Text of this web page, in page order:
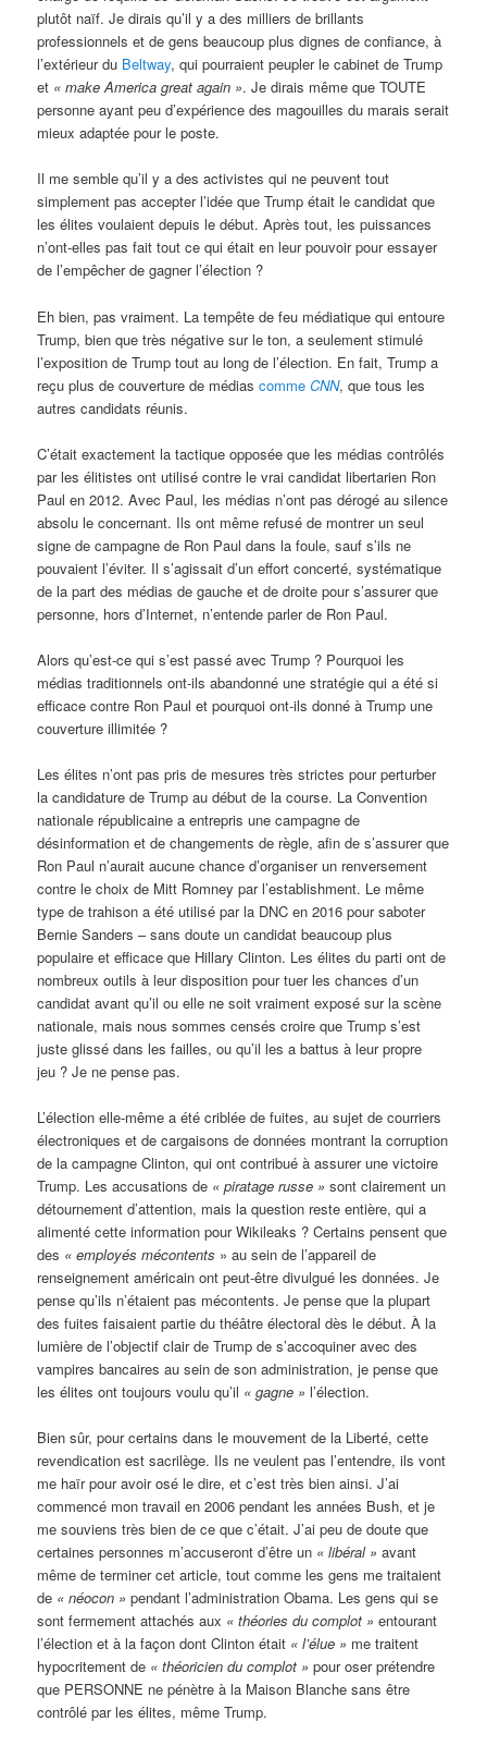
plutôt naïf. Je dirais qu’il y a des milliers de brillants
professionnels et de gens beaucoup plus dignes de confiance, à
l’extérieur du Beltway, qui pourraient peupler le cabinet de Trump
et « make America great again ». Je dirais même que TOUTE
personne ayant peu d’expérience des magouilles du marais serait
mieux adaptée pour le poste.
Il me semble qu’il y a des activistes qui ne peuvent tout
simplement pas accepter l’idée que Trump était le candidat que
les élites voulaient depuis le début. Après tout, les puissances
n’ont-elles pas fait tout ce qui était en leur pouvoir pour essayer
de l’empêcher de gagner l’élection ?
Eh bien, pas vraiment. La tempête de feu médiatique qui entoure
Trump, bien que très négative sur le ton, a seulement stimulé
l’exposition de Trump tout au long de l’élection. En fait, Trump a
reçu plus de couverture de médiascommeCNN, que tous les
autres candidats réunis.
C’était exactement la tactique opposée que les médias contrôlés
par les élitistes ont utilisé contre le vrai candidat libertarien Ron
Paul en 2012. Avec Paul, les médias n’ont pas dérogé au silence
absolu le concernant. Ils ont même refusé de montrer un seul
signe de campagne de Ron Paul dans la foule, sauf s’ils ne
pouvaient l’éviter. Il s’agissait d’un effort concerté, systématique
de la part des médias de gauche et de droite pour s’assurer que
personne, hors d’Internet, n’entende parler de Ron Paul.
Alors qu’est-ce qui s’est passé avec Trump ? Pourquoi les
médias traditionnels ont-ils abandonné une stratégie qui a été si
efficace contre Ron Paul et pourquoi ont-ils donné à Trump une
couverture illimitée ?
Les élites n’ont pas pris de mesures très strictes pour perturber
la candidature de Trump au début de la course. La Convention
nationale républicaine a entrepris une campagne de
désinformation et de changements de règle, afin de s’assurer que
Ron Paul n’aurait aucune chance d’organiser un renversement
contre le choix de Mitt Romney par l’establishment. Le même
type de trahison a été utilisé par la DNC en 2016 pour saboter
Bernie Sanders – sans doute un candidat beaucoup plus
populaire et efficace que Hillary Clinton. Les élites du parti ont de
nombreux outils à leur disposition pour tuer les chances d’un
candidat avant qu’il ou elle ne soit vraiment exposé sur la scène
nationale, mais nous sommes censés croire que Trump s’est
juste glissé dans les failles, ou qu’il les a battus à leur propre
jeu ? Je ne pense pas.
L’élection elle-même a été criblée de fuites, au sujet de courriers
électroniques et de cargaisons de données montrant la corruption
de la campagne Clinton, qui ont contribué à assurer une victoire
Trump. Les accusations de « piratage russe » sont clairement un
détournement d’attention, mais la question reste entière, qui a
alimenté cette information pour Wikileaks ? Certains pensent que
des « employés mécontents » au sein de l’appareil de
renseignement américain ont peut-être divulgué les données. Je
pense qu’ils n’étaient pas mécontents. Je pense que la plupart
des fuites faisaient partie du théâtre électoral dès le début. À la
lumière de l’objectif clair de Trump de s’accoquiner avec des
vampires bancaires au sein de son administration, je pense que
les élites ont toujours voulu qu’il « gagne » l’élection.
Bien sûr, pour certains dans le mouvement de la Liberté, cette
revendication est sacrilège. Ils ne veulent pas l’entendre, ils vont
me haïr pour avoir osé le dire, et c’est très bien ainsi. J’ai
commencé mon travail en 2006 pendant les années Bush, et je
me souviens très bien de ce que c’était. J’ai peu de doute que
certaines personnes m’accuseront d’être un « libéral » avant
même de terminer cet article, tout comme les gens me traitaient
de « néocon » pendant l’administration Obama. Les gens qui se
sont fermement attachés aux « théories du complot » entourant
l’élection et à la façon dont Clinton était « l’élue » me traitent
hypocritement de « théoricien du complot » pour oser prétendre
que PERSONNE ne pénètre à la Maison Blanche sans être
contrôlé par les élites, même Trump.